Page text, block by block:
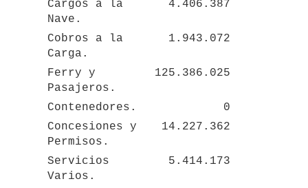
Cargos a la
Nave.
4.406.387
Cobros a la
Carga.
1.943.072
Ferry y
Pasajeros.
125.386.025
Contenedores.
0
Concesiones y
Permisos.
14.227.362
Servicios
Varios.
5.414.173